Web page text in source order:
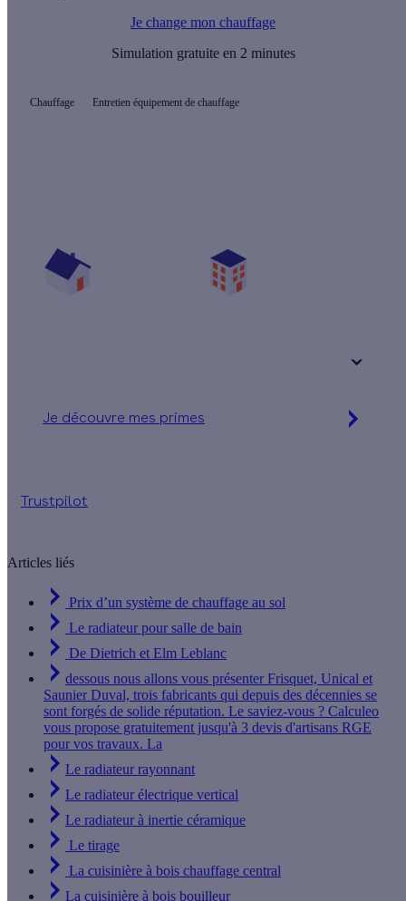
Je change mon chauffage
Simulation gratuite en 2 minutes
Chauffage Entretien équipement de chauffage
Je découvre mes primes
Trustpilot
Articles liés
Prix d’un système de chauffage au sol
Le radiateur pour salle de bain
De Dietrich et Elm Leblanc
dessous nous allons vous présenter Frisquet, Unical et
Saunier Duval, trois fabricants qui depuis des décennies se
sont forgés de solide réputation. Le saviez-vous ? Calculeo
vous propose gratuitement jusqu'à 3 devis d'artisans RGE
pour vos travaux. La
Le radiateur rayonnant
Le radiateur électrique vertical
Le radiateur à inertie céramique
Le tirage
La cuisinière à bois chauffage central
La cuisinière à bois bouilleur